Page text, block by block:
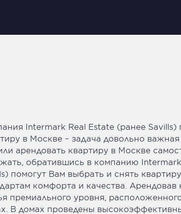
Intermark Real Estate (ранее
в Москве – задача довольно
арендовать квартиру в Москве
обратившись в компанию
помогут Вам выбрать и снять
комфорта и качества.
премиального уровня,
В домах проведены